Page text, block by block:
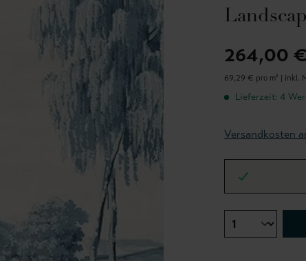
264,00 €
69,29 € pro m² | inkl.
Lieferzeit: 4
Versandkosten